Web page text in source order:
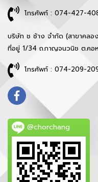
โทรศัพท์ : 074-427-
บริษัท ช ช้าง จำกัด (สาขาคลอ
ที่อยู่ 1/34 ถ.กาญจนวนิช ต.คอ
โทรศัพท์ : 074-209-
@chorchang